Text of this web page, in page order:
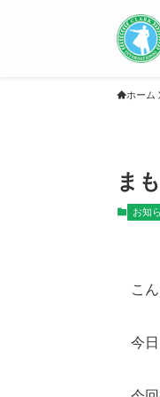
ホーム
ま
お知
こ
今